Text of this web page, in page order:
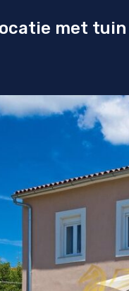
met tuin